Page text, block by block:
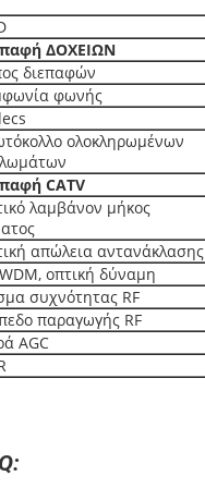
ΔΟΧΕΙΩΝ
διεπαφών
φωνής
ολοκληρωμένων
CATV
λαμβάνον μήκος
απώλεια αντανάκλασης
οπτική δύναμη
συχνότητας RF
παραγωγής RF
AGC